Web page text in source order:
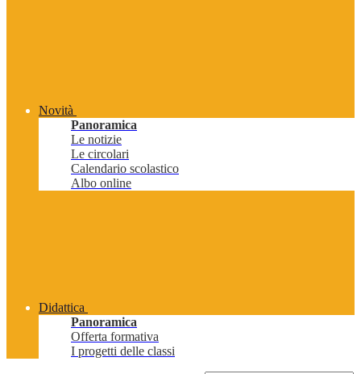
Novità
Panoramica
Le notizie
Le circolari
Calendario scolastico
Albo online
Didattica
Panoramica
Offerta formativa
I progetti delle classi